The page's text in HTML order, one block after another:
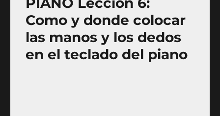
Como y donde colocar
las manos y los dedos
en el teclado del piano